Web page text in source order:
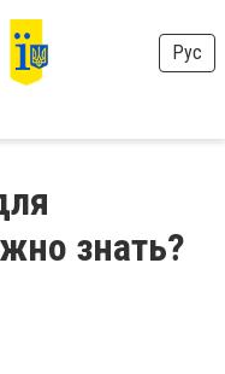
Рус
знать?